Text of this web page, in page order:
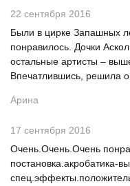
22 сентября 2016
Были в цирке Запашных
понравилось. Дочки
остальные артисты –
Впечатлившись, решила
Арина
17 сентября 2016
Очень.Очень.Очень
постановка.акробатика-